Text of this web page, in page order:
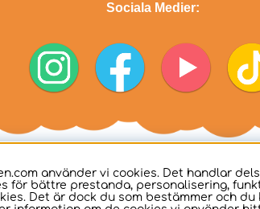
Sociala Medier:
använder vi cookies. Det handlar
för bättre prestanda, personalisering,
Det är dock du som bestämmer och